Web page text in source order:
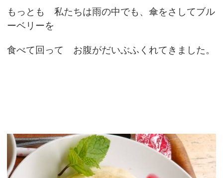
もっとも 私たちは雨の中でも、傘をさしてブル
ーベリーを
食べて回って お腹がだいぶふくれてきました。